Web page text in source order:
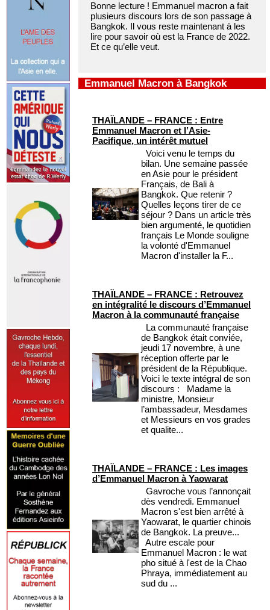
Bonne lecture ! Emmanuel macron a fait
plusieurs discours lors de son passage à
Bangkok. Il vous reste maintenant à les
lire pour savoir où est la France de 2022.
Et ce qu’elle veut.
Emmanuel Macron à Bangkok
THAÏLANDE – FRANCE : Entre
Emmanuel Macron et l’Asie-
Pacifique, un intérêt mutuel
Voici venu le temps du
bilan. Une semaine passée
en Asie pour le président
Français, de Bali à
Bangkok. Que retenir ?
Quelles leçons tirer de ce
séjour ? Dans un article très
bien argumenté, le quotidien
français Le Monde souligne
la volonté d'Emmanuel
Macron d'installer la F...
THAÏLANDE – FRANCE : Retrouvez
en intégralité le discours d’Emmanuel
Macron à la communauté française
La communauté française
de Bangkok était conviée,
jeudi 17 novembre, à une
réception offerte par le
président de la République.
Voici le texte intégral de son
discours : Madame la
ministre, Monsieur
l’ambassadeur, Mesdames
et Messieurs en vos grades
et qualite...
THAÏLANDE – FRANCE : Les images
d’Emmanuel Macron à Yaowarat
Gavroche vous l’annonçait
dès vendredi. Emmanuel
Macron s'est bien arrêté à
Yaowarat, le quartier chinois
de Bangkok. La preuve...
Autre escale pour
Emmanuel Macron : le wat
pho situé à l'est de la Chao
Phraya, immédiatement au
sud du ...